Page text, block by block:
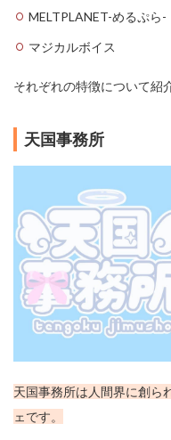
人
の
ン
ェ
10
選
天
国
事
務
所
C
o
ep
t
C
af
MELTPLANET-めるぷら-
マジカルボイス
それぞれの特徴について紹
天国事務所
天国事務所は人間界に創ら
ェです。